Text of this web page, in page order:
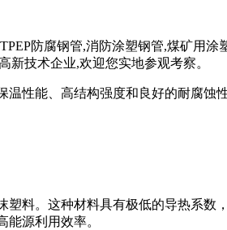
防腐钢管,消防涂塑钢管,煤矿用
新技术企业,欢迎您实地参观考察。
性能、高结构强度和良好的耐腐蚀
料。这种材料具有极低的导热系
源利用效率。